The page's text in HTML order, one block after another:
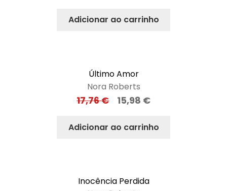
Adicionar ao carrinho
Último Amor
Nora Roberts
17,76€ 15,98 €
Adicionar ao carrinho
Inocência Perdida